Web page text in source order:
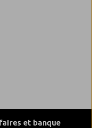
et banque